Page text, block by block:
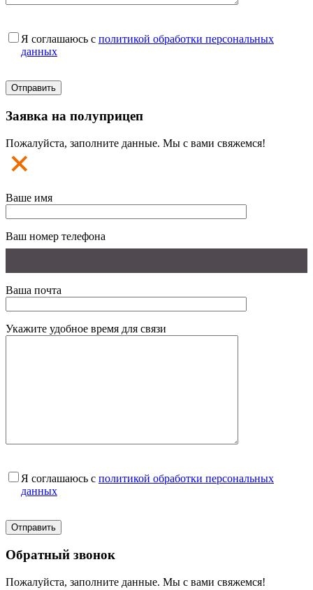
Я соглашаюсь с политикой обработки персональных
данных
Заявка на полуприцеп
Пожалуйста, заполните данные. Мы с вами свяжемся!
Ваше имя
Ваш номер телефона
Ваша почта
Укажите удобное время для связи
Я соглашаюсь с политикой обработки персональных
данных
Обратный звонок
Пожалуйста, заполните данные. Мы с вами свяжемся!